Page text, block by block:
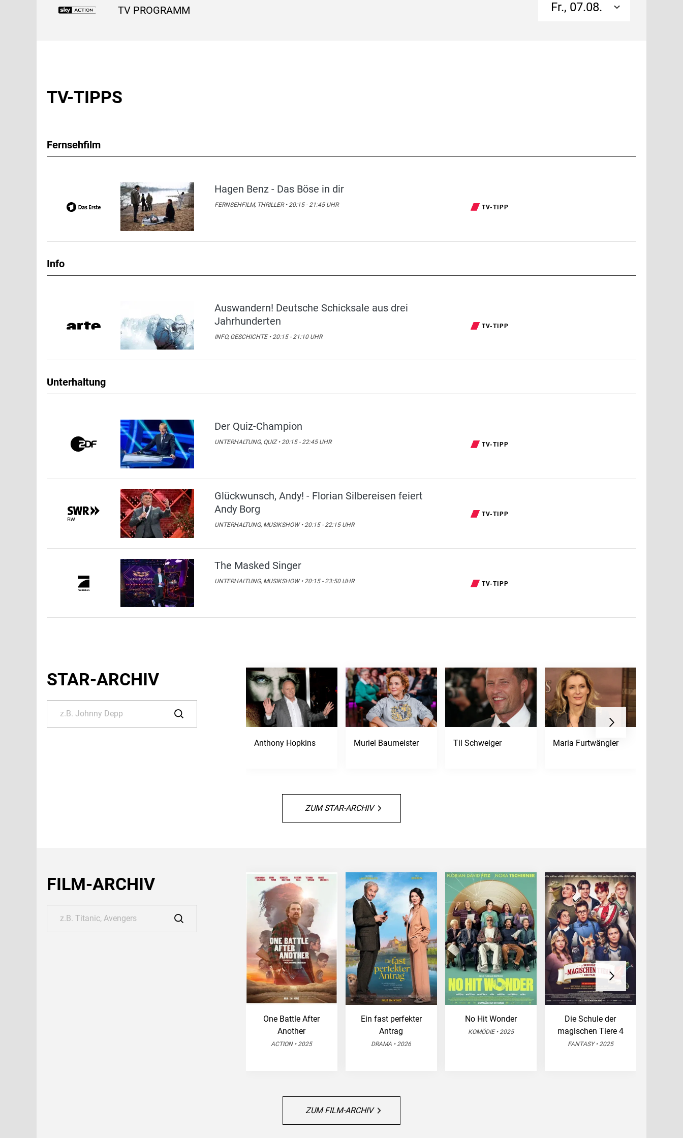
TV PROGRAMM Fr., 07.08.
TV-TIPPS
Fernsehfilm
Hagen Benz - Das Böse in dir
FERNSEHFILM, THRILLER • 20:15 - 21:45 UHR TV-TIPP
Info
Auswandern! Deutsche Schicksale aus drei
Jahrhunderten
INFO, GESCHICHTE • 20:15 - 21:10 UHR
TV-TIPP
Unterhaltung
Der Quiz-Champion
UNTERHALTUNG, QUIZ • 20:15 - 22:45 UHR TV-TIPP
Glückwunsch, Andy! - Florian Silbereisen feiert
Andy Borg
UNTERHALTUNG, MUSIKSHOW • 20:15 - 22:15 UHR
TV-TIPP
The Masked Singer
UNTERHALTUNG, MUSIKSHOW • 20:15 - 23:50 UHR TV-TIPP
STAR-ARCHIV
Anthony Hopkins Muriel Baumeister Til Schweiger Maria Furtwängler
ZUM STAR-ARCHIV
FILM-ARCHIV
One Battle After
Another
ACTION • 2025
Ein fast perfekter
Antrag
DRAMA • 2026
No Hit Wonder
KOMÖDIE • 2025
Die Schule der
magischen Tiere 4
FANTASY • 2025
ZUM FILM-ARCHIV